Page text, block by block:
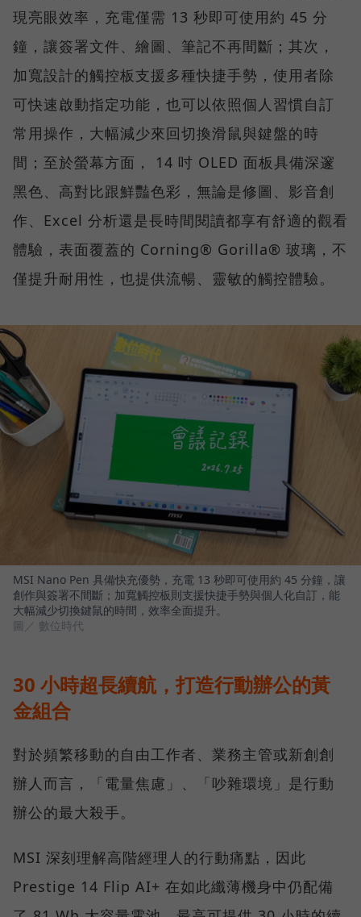
現亮眼效率，充電僅需 13 秒即可使用約 45 分
鐘，讓簽署文件、繪圖、筆記不再間斷；其次，
加寬設計的觸控板支援多種快捷手勢，使用者除
可快速啟動指定功能，也可以依照個人習慣自訂
常用操作，大幅減少來回切換滑鼠與鍵盤的時
間；至於螢幕方面， 14 吋 OLED 面板具備深邃
黑色、高對比跟鮮豔色彩，無論是修圖、影音創
作、Excel 分析還是長時間閱讀都享有舒適的觀看
體驗，表面覆蓋的 Corning® Gorilla® 玻璃，不
僅提升耐用性，也提供流暢、靈敏的觸控體驗。
MSI Nano Pen 具備快充優勢，充電 13 秒即可使用約 45 分鐘，讓
創作與簽署不間斷；加寬觸控板則支援快捷手勢與個人化自訂，能
大幅減少切換鍵鼠的時間，效率全面提升。
圖／ 數位時代
30 小時超長續航，打造行動辦公的黃
金組合
對於頻繁移動的自由工作者、業務主管或新創創
辦人而言，「電量焦慮」、「吵雜環境」是行動
辦公的最大殺手。
MSI 深刻理解高階經理人的行動痛點，因此
Prestige 14 Flip AI+ 在如此纖薄機身中仍配備